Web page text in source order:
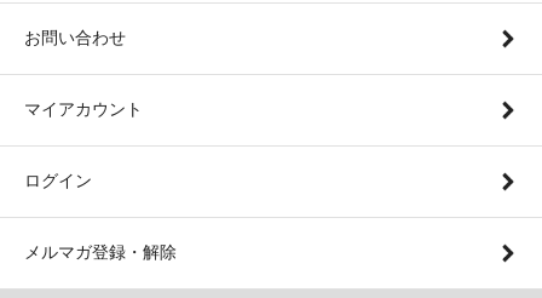
お問い合わせ
マイアカウント
ログイン
メルマガ登録・解除